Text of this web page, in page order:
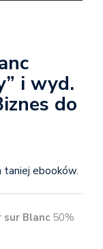
i wyd.
do
ebooków.
sur Blanc 50%